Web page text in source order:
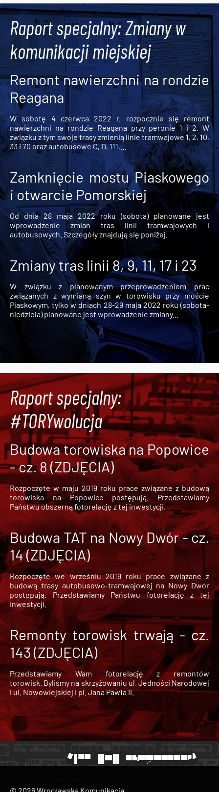
Raport specjalny: Zmiany w
komunikacji miejskiej
Remont nawierzchni na rondzie
Reagana
W sobotę 4 czerwca 2022 r. rozpocznie się remont
nawierzchni na rondzie Reagana przy peronie 1 i 2. W
związku z tym swoje trasy zmienią linie tramwajowe 1, 2, 10,
33 i 70 oraz autobusowe C, D, 111,...
Zamknięcie mostu Piaskowego
i otwarcie Pomorskiej
Od dnia 28 maja 2022 roku (sobota) planowane jest
wprowadzenie zmian tras linii tramwajowych i
autobusowych. Szczegóły znajdują się poniżej.
Zmiany tras linii 8, 9, 11, 17 i 23
W związku z planowanym przeprowadzeniem prac
związanych z wymianą szyn w torowisku przy moście
Piaskowym, tylko w dniach 28-29 maja 2022 roku (sobota-
niedziela) planowane jest wprowadzenie zmiany...
Raport specjalny:
#TORYwolucja
Budowa torowiska na Popowice
- cz. 8 (ZDJĘCIA)
Rozpoczęte w maju 2019 roku prace związane z budową
torowiska na Popowice
postępują. Przedstawiamy
Państwu obszerną fotorelację z tej inwestycji.
Budowa TAT na Nowy Dwór - cz.
14 (ZDJĘCIA)
Rozpoczęte we wrześniu 2019 roku prace związane z
budową trasy autobusowo-tramwajowej na Nowy Dwór
postępują. Przedstawiamy Państwu fotorelację z tej
inwestycji.
Remonty torowisk trwają - cz.
143 (ZDJĘCIA)
Przedstawiamy Wam fotorelację z remontów
torowisk. Byliśmy na skrzyżowaniu ul. Jedności Narodowej
i ul. Nowowiejskiej i pl. Jana Pawła II.